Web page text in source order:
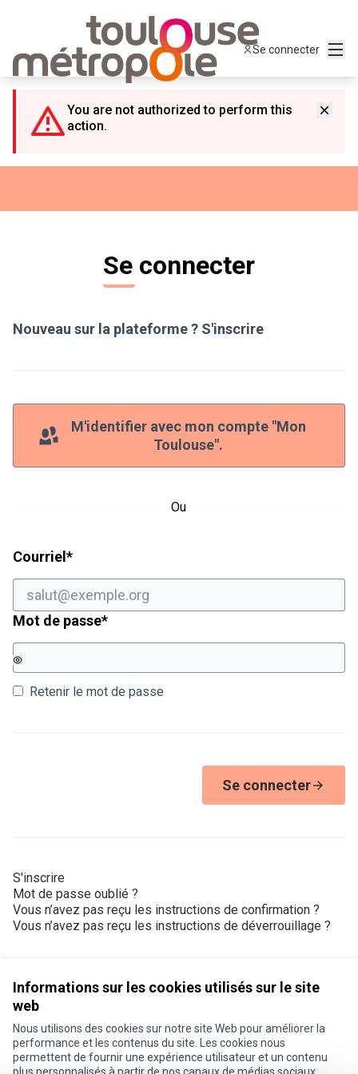
Informations sur les cookies utilisés sur le site
web
Nous utilisons des cookies sur notre site Web pour améliorer la
performance et les contenus du site. Les cookies nous
permettent de fournir une expérience utilisateur et un contenu
Se connecter
You are not authorized to perform this
action.
Se connecter
Nouveau sur la plateforme ? S'inscrire
M'identifier avec mon compte "Mon
Toulouse".
Ou
Courriel *Champ obligatoire
Mot de passe*Champ obligatoire
Retenir le mot de passe
Se connecter
S'inscrire
Mot de passe oublié ?
Vous n’avez pas reçu les instructions de confirmation ?
Vous n’avez pas reçu les instructions de déverrouillage ?
Conditions d'utilisation
Paramètres des cookies
Je participe ! sur X
Je participe ! sur Facebook
Je participe ! sur Instagram